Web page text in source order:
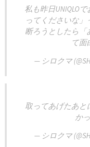
私も昨日UNIQLO
ってくださいな
断ろうとしたら「
て面
— シロクマ
取ってあげたあと
か
— シロクマ